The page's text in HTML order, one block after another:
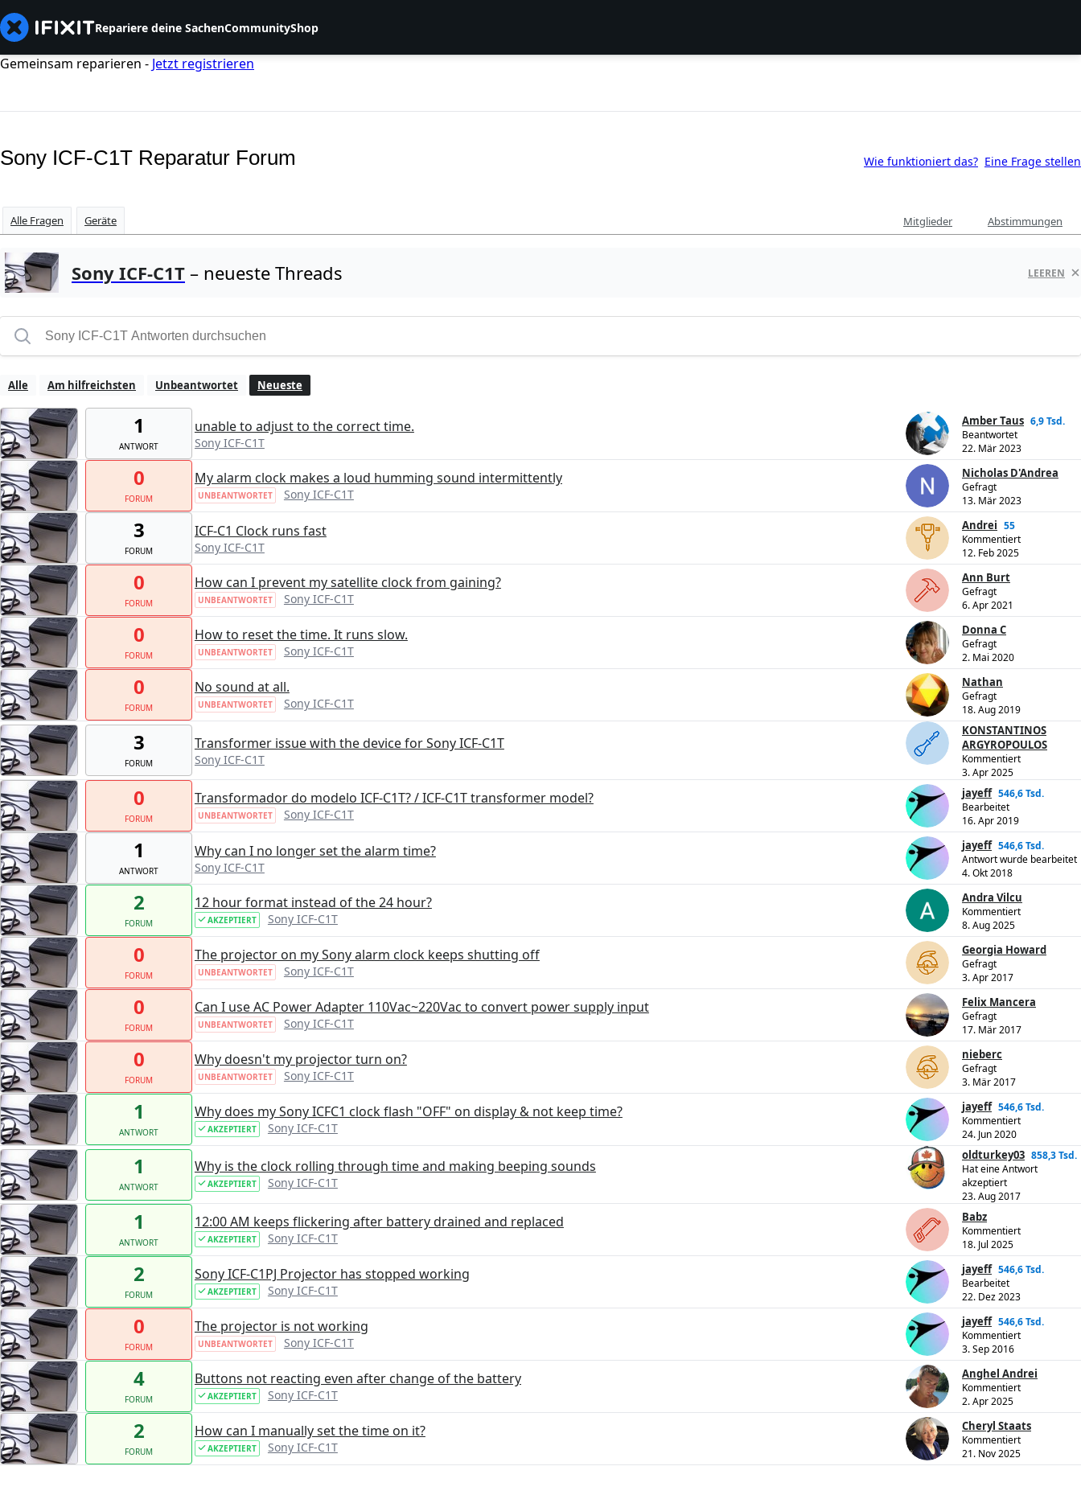
Repariere deine SachenCommunityShop
Gemeinsam reparieren - Jetzt registrieren
Sony ICF-C1T Reparatur Forum Wie funktioniert das? Eine Frage stellen
Alle Fragen Geräte Mitglieder Abstimmungen
Sony ICF-C1T – neueste Threads LEEREN
Alle Am hilfreichsten Unbeantwortet Neueste
1
ANTWORT
unable to adjust to the correct time.
Sony ICF-C1T
Amber Taus 6,9 Tsd.
Beantwortet
22. Mär 2023
0
FORUM
My alarm clock makes a loud humming sound intermittently
UNBEANTWORTET Sony ICF-C1T
Nicholas D'Andrea
Gefragt
13. Mär 2023
3
FORUM
ICF-C1 Clock runs fast
Sony ICF-C1T
Andrei 55
Kommentiert
12. Feb 2025
0
FORUM
How can I prevent my satellite clock from gaining?
UNBEANTWORTET Sony ICF-C1T
Ann Burt
Gefragt
6. Apr 2021
0
FORUM
How to reset the time. It runs slow.
UNBEANTWORTET Sony ICF-C1T
Donna C
Gefragt
2. Mai 2020
0
FORUM
No sound at all.
UNBEANTWORTET Sony ICF-C1T
Nathan
Gefragt
18. Aug 2019
3
FORUM
Transformer issue with the device for Sony ICF-C1T
Sony ICF-C1T
KONSTANTINOS
ARGYROPOULOS
Kommentiert
3. Apr 2025
0
FORUM
Transformador do modelo ICF-C1T? / ICF-C1T transformer model?
UNBEANTWORTET Sony ICF-C1T
jayeff 546,6 Tsd.
Bearbeitet
16. Apr 2019
1
ANTWORT
Why can I no longer set the alarm time?
Sony ICF-C1T
jayeff 546,6 Tsd.
Antwort wurde bearbeitet
4. Okt 2018
2
FORUM
12 hour format instead of the 24 hour?
AKZEPTIERT Sony ICF-C1T
Andra Vilcu
Kommentiert
8. Aug 2025
0
FORUM
The projector on my Sony alarm clock keeps shutting off
UNBEANTWORTET Sony ICF-C1T
Georgia Howard
Gefragt
3. Apr 2017
0
FORUM
Can I use AC Power Adapter 110Vac~220Vac to convert power supply input
UNBEANTWORTET Sony ICF-C1T
Felix Mancera
Gefragt
17. Mär 2017
0
FORUM
Why doesn't my projector turn on?
UNBEANTWORTET Sony ICF-C1T
nieberc
Gefragt
3. Mär 2017
1
ANTWORT
Why does my Sony ICFC1 clock flash "OFF" on display & not keep time?
AKZEPTIERT Sony ICF-C1T
jayeff 546,6 Tsd.
Kommentiert
24. Jun 2020
1
ANTWORT
Why is the clock rolling through time and making beeping sounds
AKZEPTIERT Sony ICF-C1T
oldturkey03 858,3 Tsd.
Hat eine Antwort
akzeptiert
23. Aug 2017
1
ANTWORT
12:00 AM keeps flickering after battery drained and replaced
AKZEPTIERT Sony ICF-C1T
Babz
Kommentiert
18. Jul 2025
2
FORUM
Sony ICF-C1PJ Projector has stopped working
AKZEPTIERT Sony ICF-C1T
jayeff 546,6 Tsd.
Bearbeitet
22. Dez 2023
0
FORUM
The projector is not working
UNBEANTWORTET Sony ICF-C1T
jayeff 546,6 Tsd.
Kommentiert
3. Sep 2016
4
FORUM
Buttons not reacting even after change of the battery
AKZEPTIERT Sony ICF-C1T
Anghel Andrei
Kommentiert
2. Apr 2025
2
FORUM
How can I manually set the time on it?
AKZEPTIERT Sony ICF-C1T
Cheryl Staats
Kommentiert
21. Nov 2025